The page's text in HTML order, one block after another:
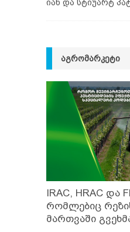
იან და სტიუარტ
ᲐᲒᲠᲝᲛᲐᲠᲙᲔᲢᲘ
IRAC, HRAC და
რომლებიც
მართვაში